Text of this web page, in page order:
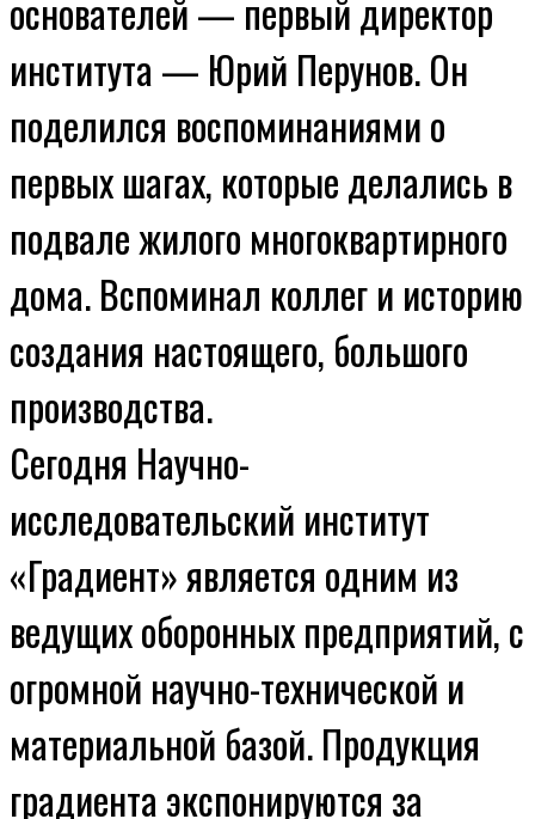
основателей — первый директор
института — Юрий Перунов. Он
поделился воспоминаниями о
первых шагах, которые делались в
подвале жилого многоквартирного
дома. Вспоминал коллег и историю
создания настоящего, большого
производства.
Сегодня Научно-
исследовательский институт
«Градиент» является одним из
ведущих оборонных предприятий, с
огромной научно-технической и
материальной базой. Продукция
градиента экспонируются за